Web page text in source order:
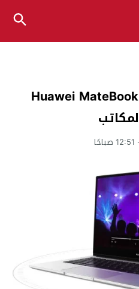
5 أسباب تجعل جهاز Huawei MateBook